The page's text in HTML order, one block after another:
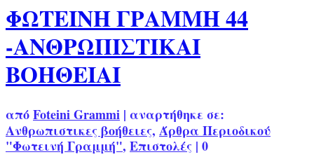
ΦΩΤΕΙΝΗ ΓΡΑΜΜΗ 44
-ΑΝΘΡΩΠΙΣΤΙΚΑΙ
ΒΟΗΘΕΙΑΙ
απόFoteini Grammi | αναρτήθηκε σε:
Ανθρωπιστικες βοήθειες, Άρθρα Περιοδικού
"Φωτεινή Γραμμή", Επιστολές | 0